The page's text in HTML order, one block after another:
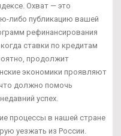
Охват — это
либо публикацию вашей
рефинансирования
ставки по кредитам
продолжит
экономики проявляют
должно помочь
успех.
процессы в нашей стране
уезжать из России.